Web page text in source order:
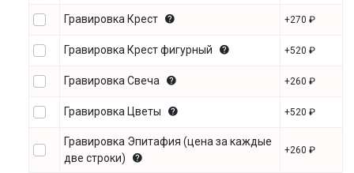
Гравировка Крест +270 ₽
Гравировка Крест фигурный +520 ₽
Гравировка Свеча +260 ₽
Гравировка Цветы +520 ₽
Гравировка Эпитафия (цена за каждые
две строки)
+260 ₽